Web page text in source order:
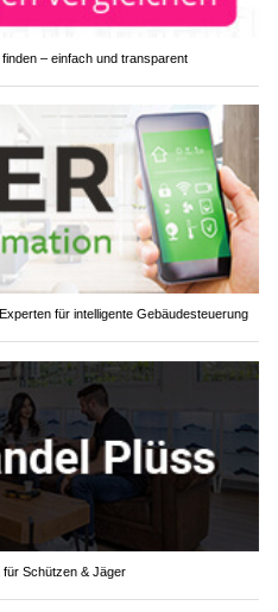
– einfach und transparent
für intelligente Gebäudesteuerung
für Schützen & Jäger